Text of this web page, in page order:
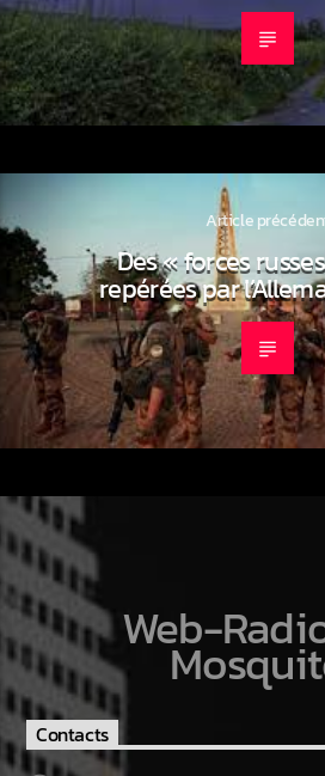
Article
Des « forces
repérées par
Web-
Contacts